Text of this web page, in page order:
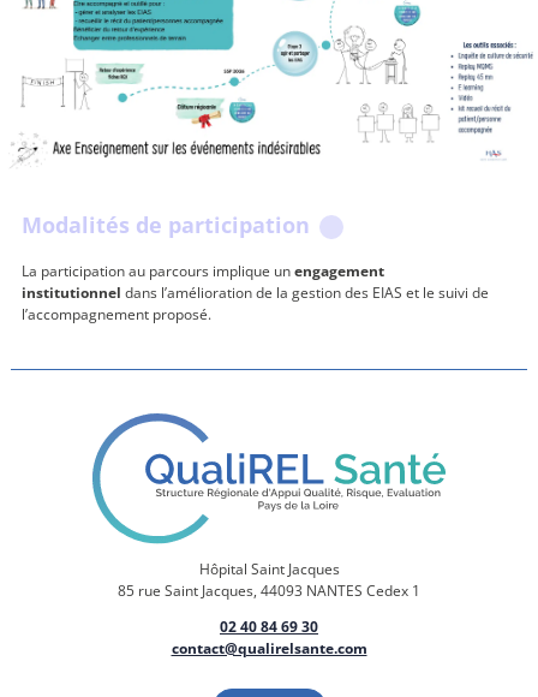
Modalités de participation
La participation au parcours implique unengagement
institutionnel dans l’amélioration de la gestion des EIAS et le suivi de
l’accompagnement proposé.
Hôpital Saint Jacques
85 rue Saint Jacques, 44093 NANTES Cedex 1
02 40 84 69 30
contact@qualirelsante.com